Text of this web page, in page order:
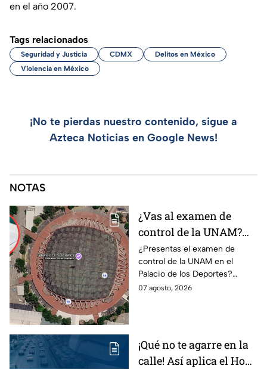
en el año 2007.
Tags relacionados
Seguridad y Justicia CDMX
Delitos en México
Violencia en México
¡No te pierdas nuestro contenido, sigue a
Azteca Noticias en Google News!
NOTAS
¿Vas al examen de
control de la UNAM?
Así puedes llegar al
Palacio de los Deportes
en Metro, camión y
Metrobús
¿Presentas el examen de
control de la UNAM en el
Palacio de los Deportes?
Consulta cómo llegar en
07 agosto, 2026
¡Qué no te agarre en la
calle! Así aplica el Hoy